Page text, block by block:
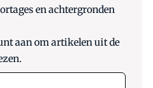
en achtergronden
aan om artikelen uit de